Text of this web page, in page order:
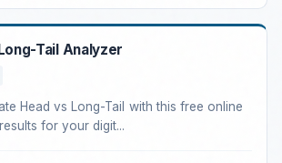
Tail Analyzer
Long-Tail with this free online
for your digit...